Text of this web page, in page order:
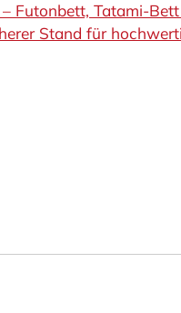
Futonbett, Tatami-Bett
Stand für